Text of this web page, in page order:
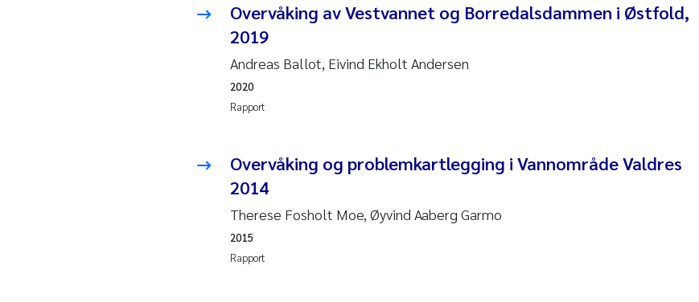
2005
Pawel Krzeminski
Overvåking av Vestvannet og Borredalsdammen i Østfold,
2019
Andreas Ballot, Eivind Ekholt Andersen
Rapport
2020
Overvåking og problemkartlegging i Vannområde Valdres
2014
Therese Fosholt Moe, Øyvind Aaberg Garmo
Rapport
2015